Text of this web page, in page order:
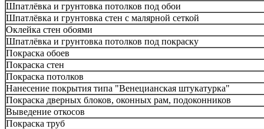
Шпатлёвка и грунтовка потолков под обои
Шпатлёвка и грунтовка стен с малярной сеткой
Оклейка стен обоями
Шпатлёвка и грунтовка потолков под покраску
Покраска обоев
Покраска стен
Покраска потолков
Нанесение покрытия типа "Венецианская штукатурка"
Покраска дверных блоков, оконных рам, подоконников
Выведение откосов
Покраска труб